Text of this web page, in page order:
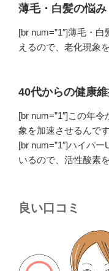
薄毛・白髪の悩み
[br num=”1″]薄毛・白
えるので、老化現象
40代からの健康
[br num=”1″]この年
象を加速させるんです
[br num=”1″]ハイパ
いるので、活性酸素
良い口コミ